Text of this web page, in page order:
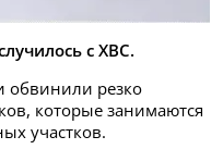
с ХВС.
обвинили резко
которые занимаются
участков.